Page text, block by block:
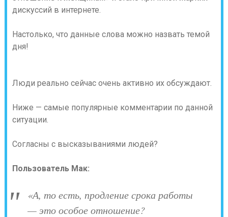
дискуссий в интернете.
Настолько, что данные слова можно назвать темой
дня!
Люди реально сейчас очень активно их обсуждают.
Ниже — самые популярные комментарии по данной
ситуации.
Согласны с высказываниями людей?
Пользователь Мак:
«А, то есть, продление срока работы
— это особое отношение?